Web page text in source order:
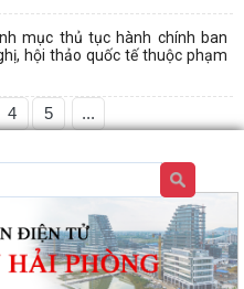
mục thủ tục hành chính ban
hội thảo quốc tế thuộc phạm
4 5 ...